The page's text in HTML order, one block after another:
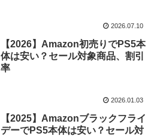
2026.07.10
【2026】Amazon初売りでPS5本
体は安い？セール対象商品、割引
率
2026.01.03
【2025】Amazonブラックフライ
デーでPS5本体は安い？セール対